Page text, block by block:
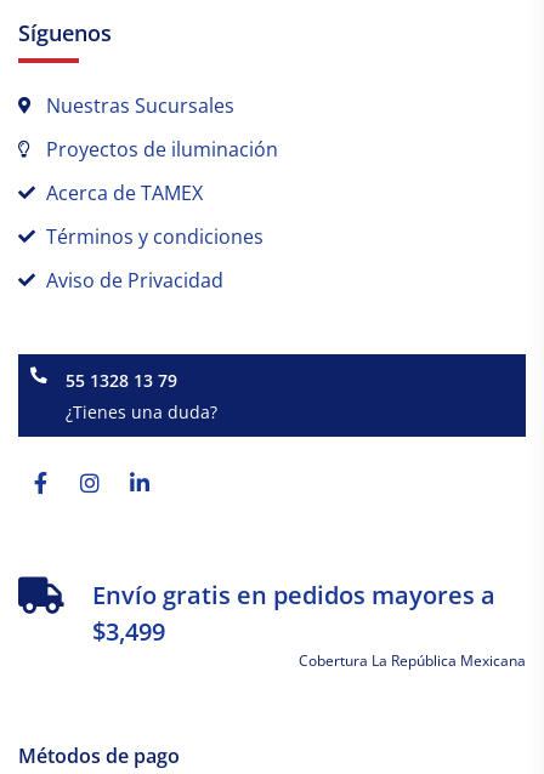
Síguenos
Nuestras Sucursales
Proyectos de iluminación
Acerca de TAMEX
Términos y condiciones
Aviso de Privacidad
55 1328 13 79
¿Tienes una duda?
Facebook-
f
Instagram
Linkedin-
Envío gratis en pedidos mayores a
$3,499
Cobertura La República Mexicana
Métodos de pago